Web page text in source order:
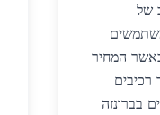
של
כאשר המחיר
רכיבים
בברונזה